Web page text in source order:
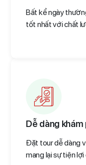
Bất kể ngày
tốt nhất với chất
Dễ dàng khám
Đặt tour dễ dàng
mang lại sự tiện lợi